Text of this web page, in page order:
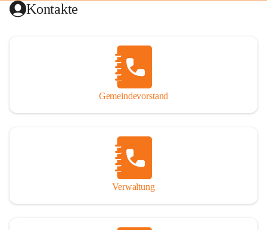
Kontakte
Gemeindevorstand
Verwaltung